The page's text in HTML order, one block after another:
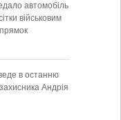
автомобіль
військовим
в останню
Андрія